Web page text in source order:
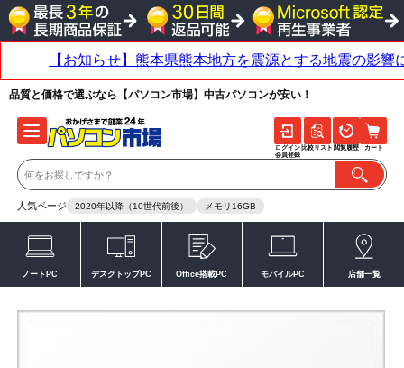
品質と価格で選ぶなら【パソコン市場】中古パソコンが安い！
人気ページ 2020年以降（10世代前後） メモリ16GB
ログイン
会員登録
比較リスト 閲覧履歴 カート
ノートPC デスクトップPC Office搭載PC モバイルPC 店舗一覧